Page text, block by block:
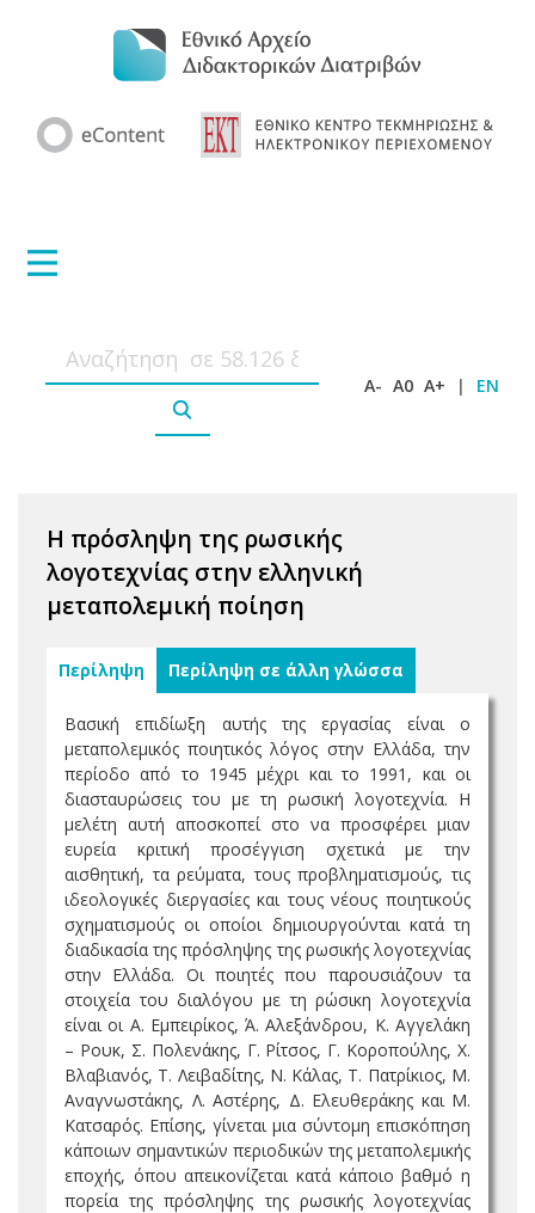
A- A0 A+ | EN
Η πρόσληψη της ρωσικής
λογοτεχνίας στην ελληνική
μεταπολεμική ποίηση
Περίληψη Περίληψη σε άλλη γλώσσα
Βασική επιδίωξη αυτής της εργασίας είναι ο
μεταπολεμικός ποιητικός λόγος στην Ελλάδα, την
περίοδο από το 1945 μέχρι και τo 1991, και οι
διασταυρώσεις του με τη ρωσική λογοτεχνία. Η
μελέτη αυτή αποσκοπεί στο να προσφέρει μιαν
ευρεία κριτική προσέγγιση σχετικά με την
αισθητική, τα ρεύματα, τους προβληματισμούς, τις
ιδεολογικές διεργασίες και τους νέους ποιητικούς
σχηματισμούς οι οποίοι δημιουργούνται κατά τη
διαδικασία της πρόσληψης της ρωσικής λογοτεχνίας
στην Ελλάδα. Οι ποιητές που παρουσιάζουν τα
στοιχεία του διαλόγου με τη ρώσικη λογοτεχνία
είναι οι Α. Εμπειρίκος, Ά. Αλεξάνδρου, Κ. Αγγελάκη
– Ρουκ, Σ. Πολενάκης, Γ. Ρίτσος, Γ. Κοροπούλης, Χ.
Βλαβιανός, Τ. Λειβαδίτης, Ν. Κάλας, Τ. Πατρίκιος, Μ.
Αναγνωστάκης, Λ. Αστέρης, Δ. Ελευθεράκης και Μ.
Κατσαρός. Επίσης, γίνεται μια σύντομη επισκόπηση
κάποιων σημαντικών περιοδικών της μεταπολεμικής
εποχής, όπου απεικονίζεται κατά κάποιο βαθμό η
πορεία της πρόσληψης της ρωσικής λογοτεχνίας